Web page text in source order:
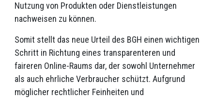
Nutzung von Produkten oder Dienstleistungen
nachweisen zu können.
Somit stellt das neue Urteil des BGH einen wichtigen
Schritt in Richtung eines transparenteren und
faireren Online-Raums dar, der sowohl Unternehmer
als auch ehrliche Verbraucher schützt. Aufgrund
möglicher rechtlicher Feinheiten und